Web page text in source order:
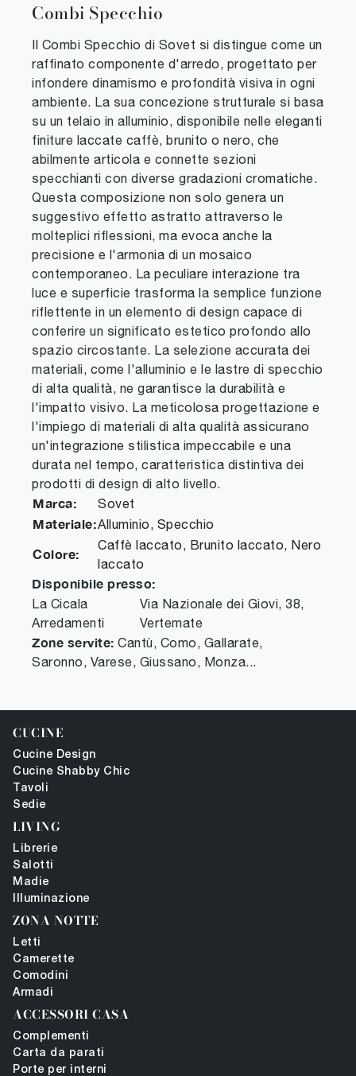
Combi Specchio
Il Combi Specchio di Sovet si distingue come un
raffinato componente d'arredo, progettato per
infondere dinamismo e profondità visiva in ogni
ambiente. La sua concezione strutturale si basa
su un telaio in alluminio, disponibile nelle eleganti
finiture laccate caffè, brunito o nero, che
abilmente articola e connette sezioni
specchianti con diverse gradazioni cromatiche.
Questa composizione non solo genera un
suggestivo effetto astratto attraverso le
molteplici riflessioni, ma evoca anche la
precisione e l'armonia di un mosaico
contemporaneo. La peculiare interazione tra
luce e superficie trasforma la semplice funzione
riflettente in un elemento di design capace di
conferire un significato estetico profondo allo
spazio circostante. La selezione accurata dei
materiali, come l'alluminio e le lastre di specchio
di alta qualità, ne garantisce la durabilità e
l'impatto visivo. La meticolosa progettazione e
l'impiego di materiali di alta qualità assicurano
un'integrazione stilistica impeccabile e una
durata nel tempo, caratteristica distintiva dei
prodotti di design di alto livello.
Marca: Sovet
Materiale:Alluminio, Specchio
Colore:
Caffè laccato, Brunito laccato, Nero
laccato
Disponibile presso:
La Cicala
Arredamenti
Via Nazionale dei Giovi, 38,
Vertemate
Zone servite: Cantù, Como, Gallarate,
Saronno, Varese, Giussano, Monza...
CUCINE
Cucine Design
Cucine Shabby Chic
Tavoli
Sedie
LIVING
Librerie
Salotti
Madie
Illuminazione
ZONA NOTTE
Letti
Camerette
Comodini
Armadi
ACCESSORI CASA
Complementi
Carta da parati
Porte per interni